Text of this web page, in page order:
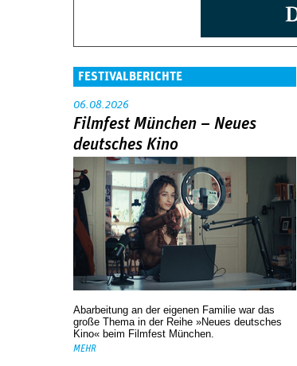
FESTIVALBERICHTE
06.08.2026
Filmfest München – Neues
deutsches Kino
Abarbeitung an der eigenen Familie war das
große Thema in der Reihe »Neues deutsches
Kino« beim Filmfest München.
MEHR